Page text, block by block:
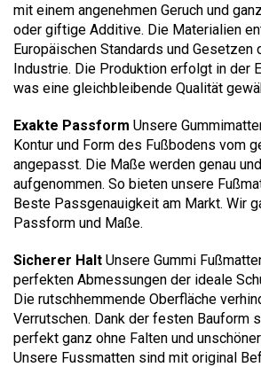
mit einem angenehmen Geruch und
oder giftige Additive. Die Materialien
Europäischen Standards und Gesetzen
Industrie. Die Produktion erfolgt in der
was eine gleichbleibende Qualität
Exakte Passform Unsere
Kontur und Form des Fußbodens vom
angepasst. Die Maße werden genau
aufgenommen. So bieten unsere
Beste Passgenauigkeit am Markt. Wir
Passform und Maße.
Sicherer Halt Unsere Gummi
perfekten Abmessungen der ideale
Die rutschhemmende Oberfläche
Verrutschen. Dank der festen Bauform
perfekt ganz ohne Falten und
Unsere Fussmatten sind mit original